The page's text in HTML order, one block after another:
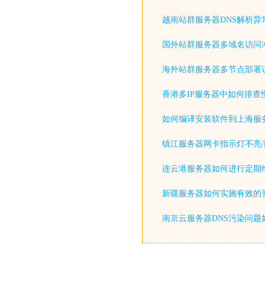
越南站群服务器DNS解析异
国外站群服务器多域名访问
海外站群服务器多节点部署
香港多IP服务器中如何排查
如何编译安装软件到上海服
镇江服务器网卡指示灯不亮
连云港服务器如何进行定期
新疆服务器如何实施有效的
南京云服务器DNS污染问题